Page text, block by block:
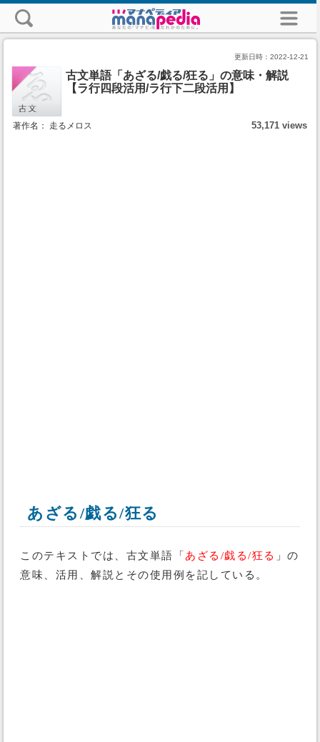
更新日時： 2022-12-21
古文単語「あざる/戯る/狂る」の意味・解説
【ラ行四段活用/ラ行下二段活用】
著作名： 走るメロス 53,171 views
あざる/戯る/狂る
このテキストでは、古文単語「 あざる/戯る/狂る 」の
意味、活用、解説とその使用例を記している。